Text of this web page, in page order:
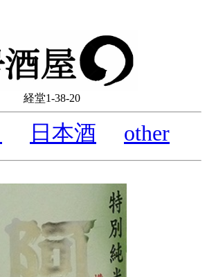
経堂1-38-20
日本酒 other